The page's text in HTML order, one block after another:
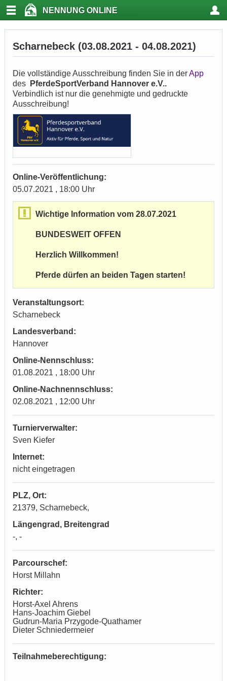
NENNUNG ONLINE
Scharnebeck (03.08.2021 - 04.08.2021)
Die vollständige Ausschreibung finden Sie in derApp
des
PferdeSportVerband Hannover e.V..
Verbindlich ist nur die genehmigte und gedruckte
Ausschreibung!
Online-Veröffentlichung:
05.07.2021 , 18:00 Uhr
Wichtige Information vom 28.07.2021
BUNDESWEIT OFFEN
Herzlich Willkommen!
Pferde dürfen an beiden Tagen starten!
Veranstaltungsort:
Scharnebeck
Landesverband:
Hannover
Online-Nennschluss:
01.08.2021 , 18:00 Uhr
Online-Nachnennschluss:
02.08.2021 , 12:00 Uhr
Turnierverwalter:
Sven Kiefer
Internet:
nicht eingetragen
PLZ, Ort:
21379, Scharnebeck,
Längengrad, Breitengrad
-, -
Parcourschef:
Horst Millahn
Richter:
Horst-Axel Ahrens
Hans-Joachim Giebel
Gudrun-Maria Przygode-Quathamer
Dieter Schniedermeier
Teilnahmeberechtigung: